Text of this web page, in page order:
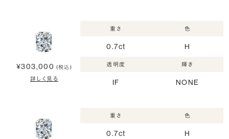
¥303,000 (税込)
詳しく見る
重さ
0.7ct
色
H
透明度
IF
輝き
NONE
重さ
0.7ct
色
H